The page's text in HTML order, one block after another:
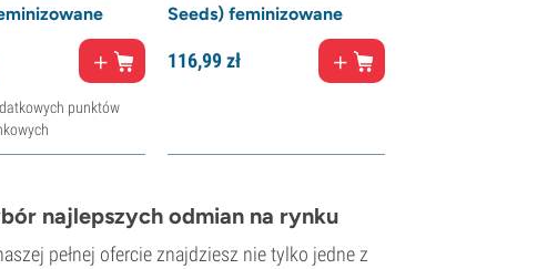
punktów
Seeds) feminizowane
116,99zł
najlepszych odmian na rynku
pełnej ofercie znajdziesz nie tylko jedne z